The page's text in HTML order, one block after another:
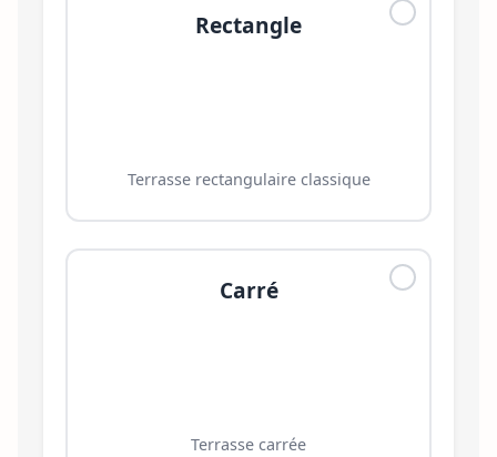
Rectangle
Terrasse rectangulaire classique
Carré
Terrasse carrée